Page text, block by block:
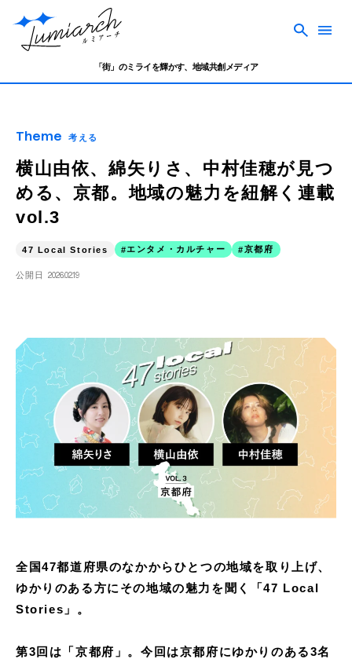
「街」のミライを輝かす、地域共創メディア
Theme 考える
横山由依、綿矢りさ、中村佳穂が見つ
める、京都。地域の魅力を紐解く連載
vol.3
47 Local Stories エンタメ・カルチャー 京都府
公開日 2026.02.19
全国47都道府県のなかからひとつの地域を取り上げ、
ゆかりのある方にその地域の魅力を聞く「47 Local
Stories」。
第3回は「京都府」。今回は京都府にゆかりのある3名